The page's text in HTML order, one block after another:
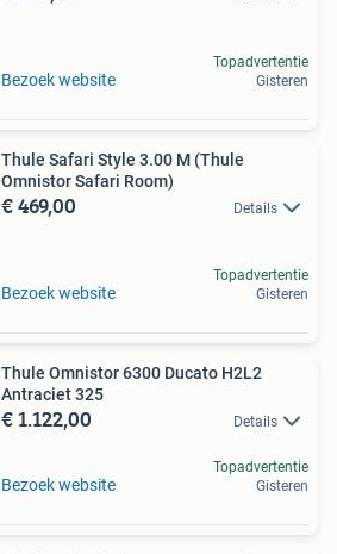
Bezoek website
Topadvertentie
Gisteren
Thule Safari Style 3.00 M (Thule
Omnistor Safari Room)
€ 469,00 Details
Bezoek website
Topadvertentie
Gisteren
Thule Omnistor 6300 Ducato H2L2
Antraciet 325
€ 1.122,00 Details
Bezoek website
Topadvertentie
Gisteren